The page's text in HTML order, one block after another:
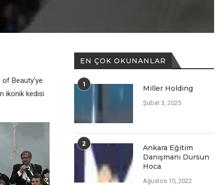
Beauty’ye
ikonik kedisi
EN ÇOK OKUNANLAR
1 Miller Holding
Şubat 3, 2025
2
Ankara Eğitim
Danışmanı Dursun
Hoca
Ağustos 10, 2022